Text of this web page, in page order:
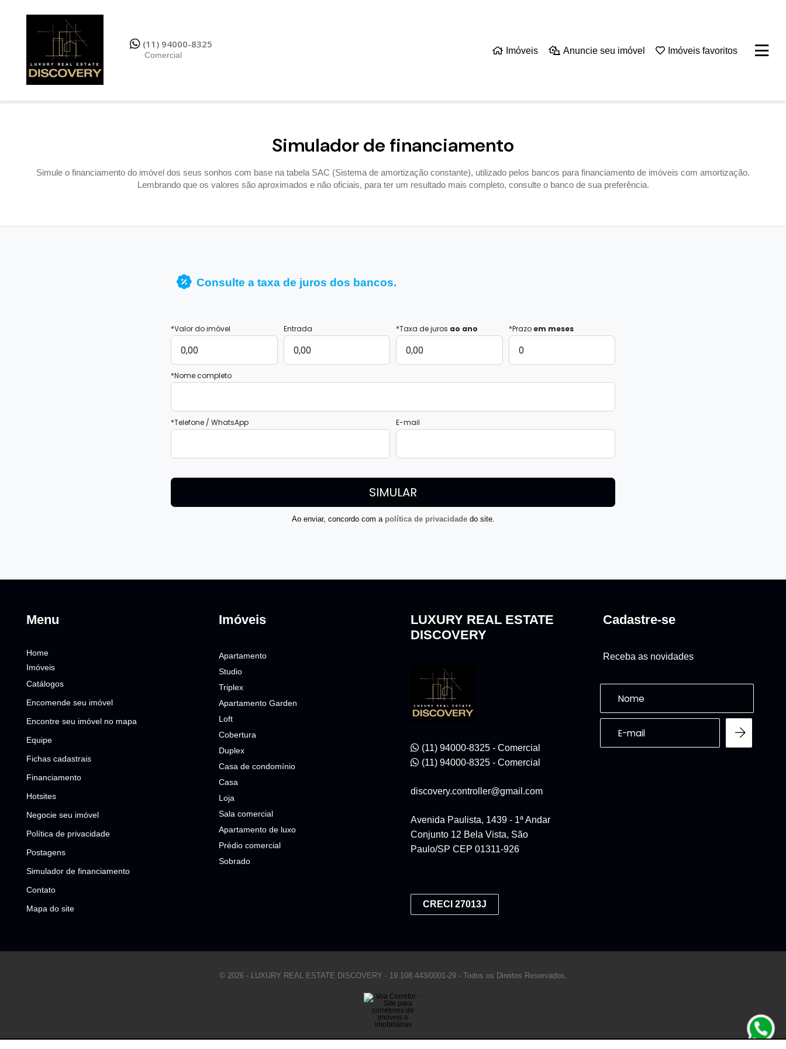
(11) 94000-8325
Comercial Imóveis Anuncie seu imóvel Imóveis favoritos
Simulador de financiamento
Simule o financiamento do imóvel dos seus sonhos com base na tabela SAC (Sistema de amortização constante), utilizado pelos bancos para financiamento de imóveis com amortização.
Lembrando que os valores são aproximados e não oficiais, para ter um resultado mais completo, consulte o banco de sua preferência.
Consulte a taxa de juros dos bancos.
*Valor do imóvel Entrada *Taxa de juros ao ano *Prazo em meses
*Nome completo
*Telefone / WhatsApp E-mail
Ao enviar, concordo com a política de privacidadedo site.
Menu
Home
Imóveis
Catálogos
Encomende seu imóvel
Encontre seu imóvel no mapa
Equipe
Fichas cadastrais
Financiamento
Hotsites
Negocie seu imóvel
Política de privacidade
Postagens
Simulador de financiamento
Contato
Mapa do site
Imóveis
Apartamento
Studio
Triplex
Apartamento Garden
Loft
Cobertura
Duplex
Casa de condomínio
Casa
Loja
Sala comercial
Apartamento de luxo
Prédio comercial
Sobrado
LUXURY REAL ESTATE
DISCOVERY
(11) 94000-8325 - Comercial
(11) 94000-8325 - Comercial
discovery.controller@gmail.com
Avenida Paulista, 1439 - 1ª Andar
Conjunto 12 Bela Vista, São
Paulo/SP CEP 01311-926
CRECI 27013J
Cadastre-se
Receba as novidades
© 2026 - LUXURY REAL ESTATE DISCOVERY - 19.108.443/0001-29 - Todos os Direitos Reservados.